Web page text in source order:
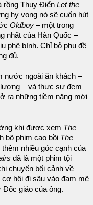
rồng Thụy Điển Let the
hy vọng nó sẽ cuốn hút
Oldboy – một trong
nhất của Hàn Quốc –
phê bình. Chỉ bỏ phụ đề
đủ.
nước ngoài ăn khách –
– và thực sự đem
ra những tiềm năng mới
khi được xem The
bộ phim cao bồi The
nhiều góc cạnh của
đã là một phim tội
chuyển bối cảnh về
hội đi sâu vào đam mê
Đốc giáo của ông.